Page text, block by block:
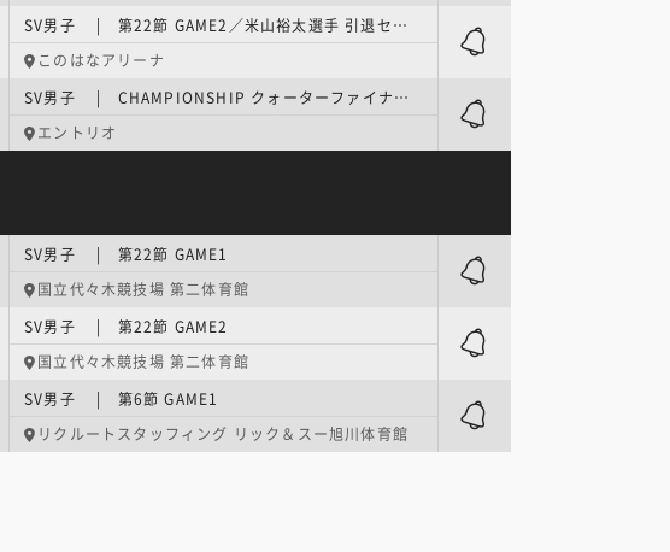
SV男子 | 第22節 GAME2／米山裕太選手 引退セレモニー
このはなアリーナ
SV男子 | CHAMPIONSHIP クォーターファイナル GAME1
エントリオ
SV男子 | 第22節 GAME1
国立代々木競技場 第二体育館
SV男子 | 第22節 GAME2
国立代々木競技場 第二体育館
SV男子 | 第6節 GAME1
リクルートスタッフィング リック＆スー旭川体育館